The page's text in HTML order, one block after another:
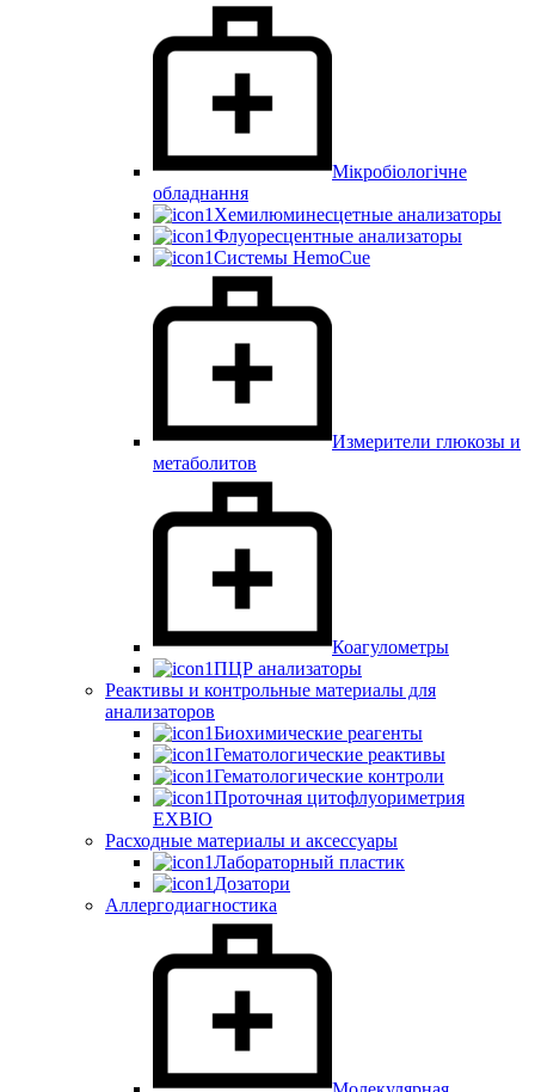
Мікробіологічне
обладнання
Хемилюминесцетные анализаторы
Флуоресцентные анализаторы
Системы HemoCue
Измерители глюкозы и
метаболитов
Коагулометры
ПЦР анализаторы
Реактивы и контрольные материалы для
анализаторов
Биохимические реагенты
Гематологические реактивы
Гематологические контроли
Проточная цитофлуориметрия
EXBIO
Расходные материалы и аксессуары
Лабораторный пластик
Дозатори
Аллергодиагностика